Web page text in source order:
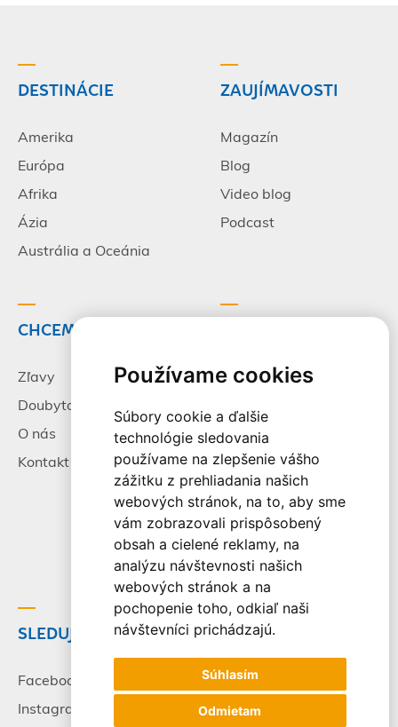
Používame cookies
Súbory cookie a ďalšie
technológie sledovania
používame na zlepšenie vášho
zážitku z prehliadania našich
webových stránok, na to, aby sme
vám zobrazovali prispôsobený
obsah a cielené reklamy, na
analýzu návštevnosti našich
webových stránok a na
pochopenie toho, odkiaľ naši
návštevníci prichádzajú.
Súhlasím
Odmietam
DESTINÁCIE
Amerika
Európa
Afrika
Ázia
Austrália a Oceánia
ZAUJÍMAVOSTI
Magazín
Blog
Video blog
Podcast
CHCEM CESTOVAŤ
Zľavy
Doubytovanie
O nás
Kontakt
Pracovné príležitosti
Všeobecné zmluvné
podmienky
Alternatívne riešenie
sporov
Spracovanie osobných
údajov
SLEDUJTE NÁS
Facebook
Instagram
© 2003-2026 - CK Victory
Travel, s.r.o. Všetky práva
vyhradené.